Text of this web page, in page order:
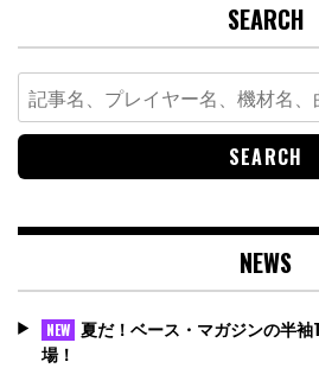
SEARCH
Search
for:
NEWS
NEW 夏だ！ベース・マガジンの半
場！